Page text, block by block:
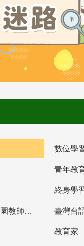
數位學
青年教
終身學
教育部高中等以下學校及幼兒園教師資格檢定考試 臺灣台
教育家